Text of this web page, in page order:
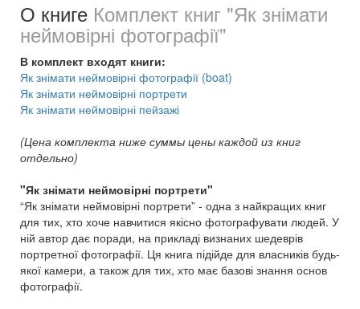
О книге Комплект книг "Як знімати
неймовірні фотографії"
В комплект входят книги:
Як знімати неймовірні фотографії (boat)
Як знімати неймовірні портрети
Як знімати неймовірні пейзажі
(Цена комплекта ниже суммы цены каждой из книг
отдельно)
"Як знімати неймовірні портрети"
“Як знімати неймовірні портрети” - одна з найкращих книг
для тих, хто хоче навчитися якісно фотографувати людей. У
ній автор дає поради, на прикладі визнаних шедеврів
портретної фотографії. Ця книга підійде для власників будь-
якої камери, а також для тих, хто має базові знання основ
фотографії.